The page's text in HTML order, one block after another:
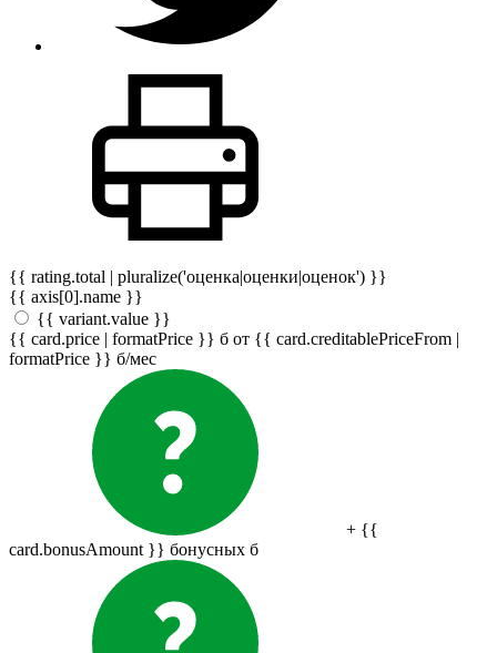
{{ rating.total | pluralize('оценка|оценки|оценок') }}
{{ axis[0].name }}
{{ variant.value }}
{{ card.price | formatPrice }} б от {{ card.creditablePriceFrom |
formatPrice }} б/мес
+ {{
card.bonusAmount }} бонусных б